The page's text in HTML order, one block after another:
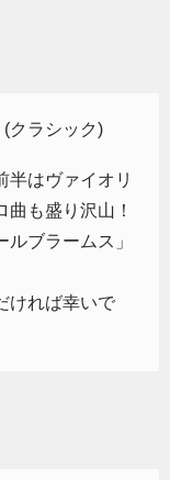
(クラシック)
半はヴァイオリ
も盛り沢山！
ブラームス」
ければ幸いで